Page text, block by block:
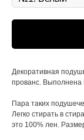
Декоративная
прованс. Выполнена
Пара таких
Легко стирать в
это 100% лен.